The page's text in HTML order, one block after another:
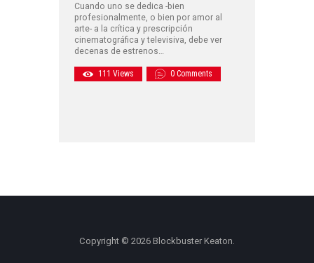
Cuando uno se dedica -bien
profesionalmente, o bien por amor al
arte- a la crítica y prescripción
cinematográfica y televisiva, debe ver
decenas de estrenos…
111 Views 0 Comments
Copyright © 2026 Blockbuster Keaton.